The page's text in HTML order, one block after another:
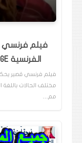
فيلم فرنسي
الفرنسية FILM FRANÇAIS COURT MÉTRAGE
فيلم فرنسي قصير
مختلف الحالات
مم…